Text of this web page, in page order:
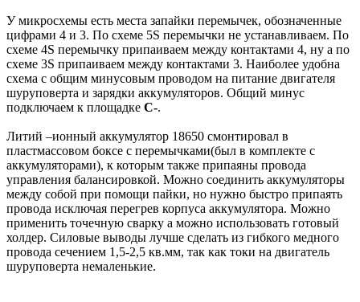
У микросхемы есть места запайки перемычек, обозначенные
цифрами 4 и 3. По схеме 5S перемычки не устанавливаем. По
схеме 4S перемычку припаиваем между контактами 4, ну а по
схеме 3S припаиваем между контактами 3. Наиболее удобна
схема с общим минусовым проводом на питание двигателя
шуруповерта и зарядки аккумуляторов. Общий минус
подключаем к площадке С-.
Литий –ионный аккумулятор 18650 смонтировал в
пластмассовом боксе с перемычками(был в комплекте с
аккумуляторами), к которым также припаяны провода
управления балансировкой. Можно соединить аккумуляторы
между собой при помощи пайки, но нужно быстро припаять
провода исключая перегрев корпуса аккумулятора. Можно
применить точечную сварку а можно использовать готовый
холдер. Силовые выводы лучше сделать из гибкого медного
провода сечением 1,5-2,5 кв.мм, так как токи на двигатель
шуруповерта немаленькие.